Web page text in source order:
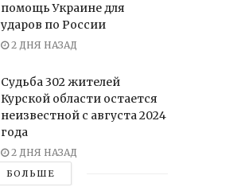
помощь Украине для
ударов по России
2 ДНЯ НАЗАД
Судьба 302 жителей
Курской области остается
неизвестной с августа 2024
года
2 ДНЯ НАЗАД
БОЛЬШЕ